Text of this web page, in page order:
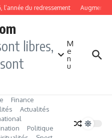
du redressement
libres,
M
e
n
u
Finance
Actualités
Politique